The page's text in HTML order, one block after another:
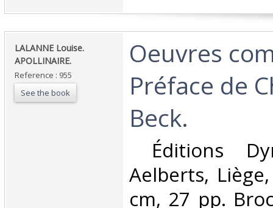
‎LALANNE Louise.
APOLLINAIRE. ‎
Reference : 955
See the book
‎Oeuvres
Préface de
Beck. ‎
Éditions
Aelberts,
cm, 27 pp.